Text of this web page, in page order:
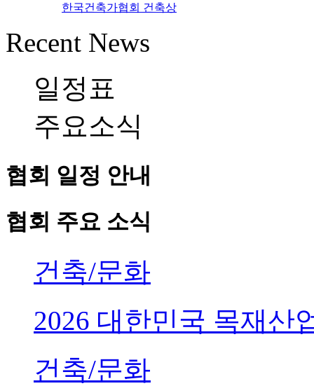
한국건축가협회 건축상
Recent News
일정표
주요소식
협회 일정 안내
협회 주요 소식
건축/문화
2026 대한민국 목재산
건축/문화